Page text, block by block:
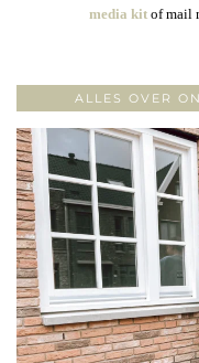
media kitof mail
ALLES OVER